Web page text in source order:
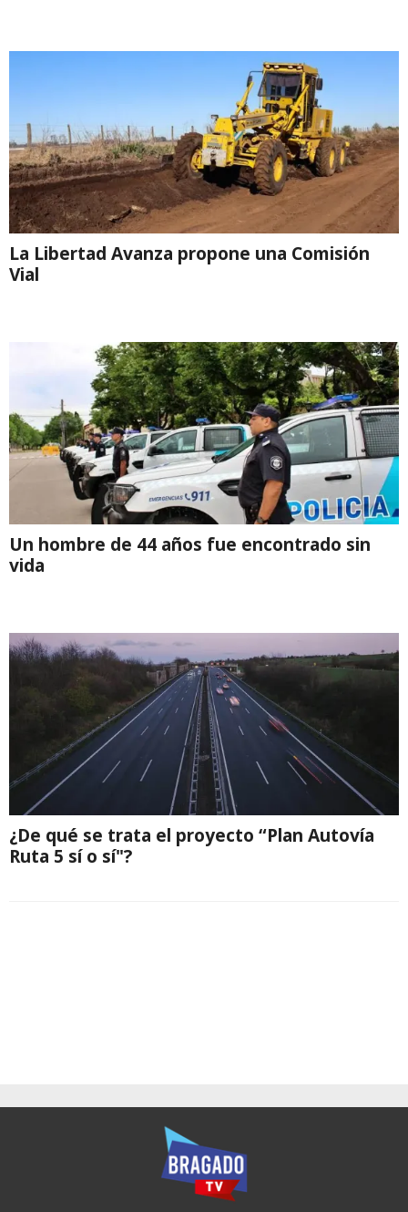
La Libertad Avanza propone una Comisión
Vial
Un hombre de 44 años fue encontrado sin
vida
¿De qué se trata el proyecto “Plan Autovía
Ruta 5 sí o sí"?